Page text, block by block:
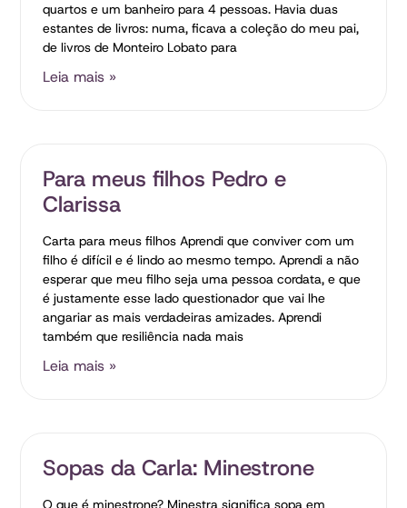
quartos e um banheiro para 4 pessoas. Havia duas
estantes de livros: numa, ficava a coleção do meu pai,
de livros de Monteiro Lobato para
Leia mais »
Para meus filhos Pedro e
Clarissa
Carta para meus filhos Aprendi que conviver com um
filho é difícil e é lindo ao mesmo tempo. Aprendi a não
esperar que meu filho seja uma pessoa cordata, e que
é justamente esse lado questionador que vai lhe
angariar as mais verdadeiras amizades. Aprendi
também que resiliência nada mais
Leia mais »
Sopas da Carla: Minestrone
O que é minestrone? Minestra significa sopa em